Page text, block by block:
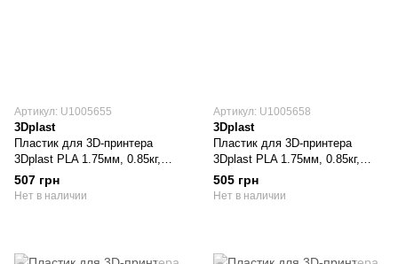
Артикул: U1005655
3Dplast
Пластик для 3D-принтера
3Dplast PLA 1.75мм, 0.85кг,
orange (3DPLA17508OR)
507 грн
Нет в наличии
Артикул: U1005658
3Dplast
Пластик для 3D-принтера
3Dplast PLA 1.75мм, 0.85кг,
серый (3DPLA17508GRE)
505 грн
Нет в наличии